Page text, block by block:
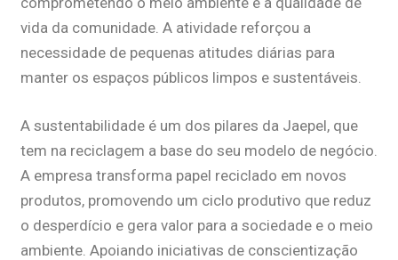
vida da comunidade. A atividade reforçou a
necessidade de pequenas atitudes diárias para
manter os espaços públicos limpos e sustentáveis.
A sustentabilidade é um dos pilares da Jaepel, que
tem na reciclagem a base do seu modelo de negócio.
A empresa transforma papel reciclado em novos
produtos, promovendo um ciclo produtivo que reduz
o desperdício e gera valor para a sociedade e o meio
ambiente. Apoiando iniciativas de conscientização